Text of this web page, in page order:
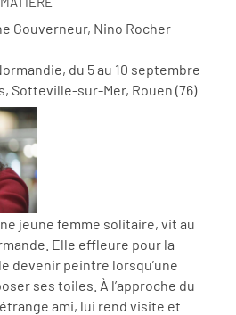
Gouverneur, Nino Rocher
du 5 au 10 septembre
Sotteville-sur-Mer, Rouen (76)
jeune femme solitaire, vit au
Elle effleure pour la
devenir peintre lorsqu’une
ses toiles. À l’approche du
ami, lui rend visite et